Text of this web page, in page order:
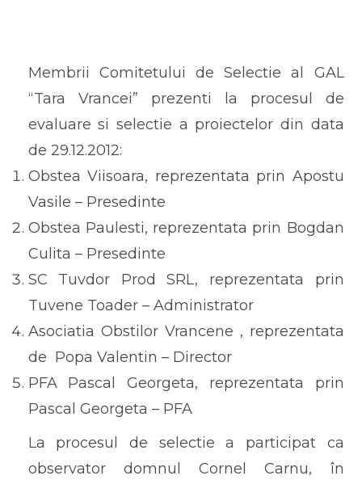
Membrii Comitetului de Selectie al GAL
“Tara Vrancei” prezenti la procesul de
evaluare si selectie a proiectelor din data
de 29.12.2012:
Obstea Viisoara, reprezentata prin Apostu
Vasile – Presedinte
Obstea Paulesti, reprezentata prin Bogdan
Culita – Presedinte
SC Tuvdor Prod SRL, reprezentata prin
Tuvene Toader – Administrator
Asociatia Obstilor Vrancene , reprezentata
de Popa Valentin – Director
PFA Pascal Georgeta, reprezentata prin
Pascal Georgeta – PFA
La procesul de selectie a participat ca
observator domnul Cornel Carnu, în